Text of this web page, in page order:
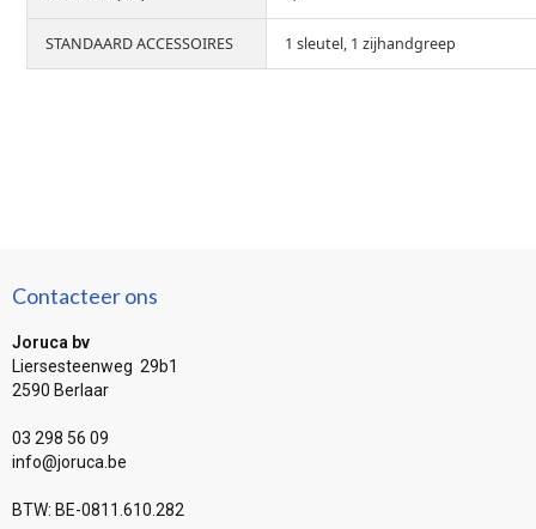
STANDAARD ACCESSOIRES 1 sleutel, 1 zijhandgreep
Contacteer ons
Joruca bv
Liersesteenweg 29b1
2590 Berlaar
03 298 56 09
info@joruca.be
BTW: BE-0811.610.282